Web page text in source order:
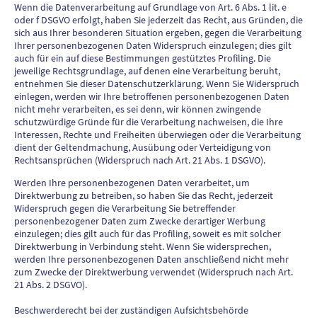
Wenn die Datenverarbeitung auf Grundlage von Art. 6 Abs. 1 lit. e
oder f DSGVO erfolgt, haben Sie jederzeit das Recht, aus Gründen, die
sich aus Ihrer besonderen Situation ergeben, gegen die Verarbeitung
Ihrer personenbezogenen Daten Widerspruch einzulegen; dies gilt
auch für ein auf diese Bestimmungen gestütztes Profiling. Die
jeweilige Rechtsgrundlage, auf denen eine Verarbeitung beruht,
entnehmen Sie dieser Datenschutzerklärung. Wenn Sie Widerspruch
einlegen, werden wir Ihre betroffenen personenbezogenen Daten
nicht mehr verarbeiten, es sei denn, wir können zwingende
schutzwürdige Gründe für die Verarbeitung nachweisen, die Ihre
Interessen, Rechte und Freiheiten überwiegen oder die Verarbeitung
dient der Geltendmachung, Ausübung oder Verteidigung von
Rechtsansprüchen (Widerspruch nach Art. 21 Abs. 1 DSGVO).
Werden Ihre personenbezogenen Daten verarbeitet, um
Direktwerbung zu betreiben, so haben Sie das Recht, jederzeit
Widerspruch gegen die Verarbeitung Sie betreffender
personenbezogener Daten zum Zwecke derartiger Werbung
einzulegen; dies gilt auch für das Profiling, soweit es mit solcher
Direktwerbung in Verbindung steht. Wenn Sie widersprechen,
werden Ihre personenbezogenen Daten anschließend nicht mehr
zum Zwecke der Direktwerbung verwendet (Widerspruch nach Art.
21 Abs. 2 DSGVO).
Beschwerderecht bei der zuständigen Aufsichtsbehörde